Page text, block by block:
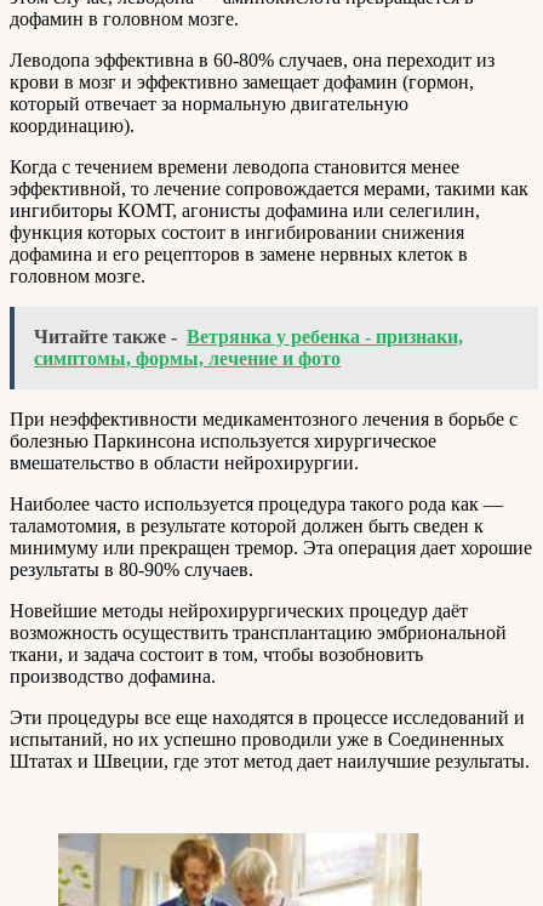
дофамин в головном мозге.
Леводопа эффективна в 60-80% случаев, она переходит из
крови в мозг и эффективно замещает дофамин (гормон,
который отвечает за нормальную двигательную
координацию).
Когда с течением времени леводопа становится менее
эффективной, то лечение сопровождается мерами, такими как
ингибиторы КОМТ, агонисты дофамина или селегилин,
функция которых состоит в ингибировании снижения
дофамина и его рецепторов в замене нервных клеток в
головном мозге.
Читайте также - Ветрянка у ребенка - признаки,
симптомы, формы, лечение и фото
При неэффективности медикаментозного лечения в борьбе с
болезнью Паркинсона используется хирургическое
вмешательство в области нейрохирургии.
Наиболее часто используется процедура такого рода как —
таламотомия, в результате которой должен быть сведен к
минимуму или прекращен тремор. Эта операция дает хорошие
результаты в 80-90% случаев.
Новейшие методы нейрохирургических процедур даёт
возможность осуществить трансплантацию эмбриональной
ткани, и задача состоит в том, чтобы возобновить
производство дофамина.
Эти процедуры все еще находятся в процессе исследований и
испытаний, но их успешно проводили уже в Соединенных
Штатах и Швеции, где этот метод дает наилучшие результаты.